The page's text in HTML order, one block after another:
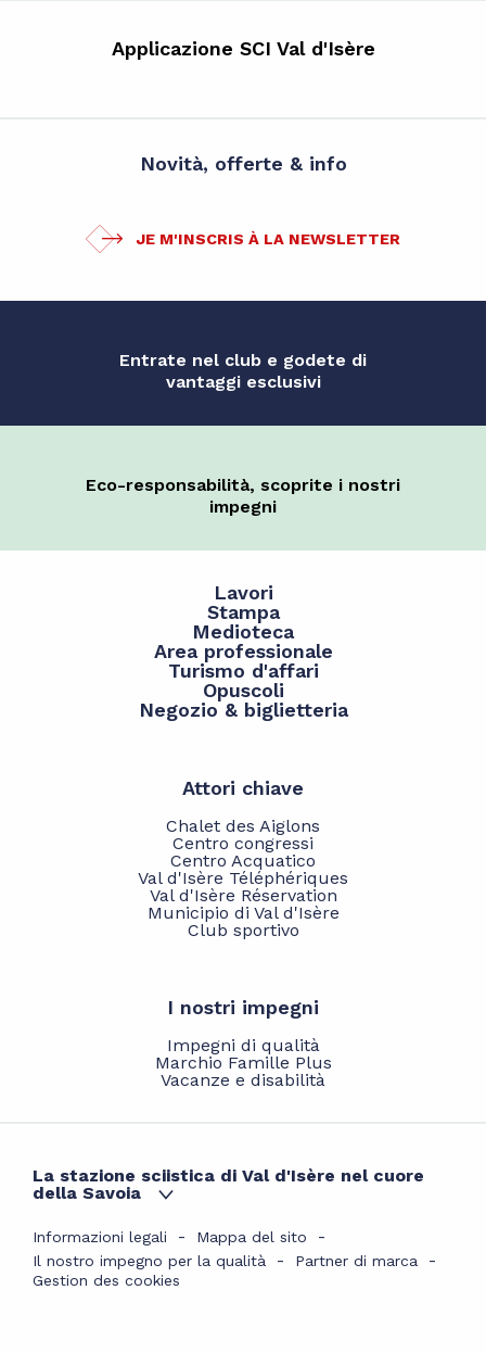
Applicazione SCI Val d'Isère
Novità, offerte & info
JE M'INSCRIS À LA NEWSLETTER
Entrate nel club e godete di
vantaggi esclusivi
Eco-responsabilità, scoprite i nostri
impegni
Lavori
Stampa
Medioteca
Area professionale
Turismo d'affari
Opuscoli
Negozio & biglietteria
Attori chiave
Chalet des Aiglons
Centro congressi
Centro Acquatico
Val d'Isère Téléphériques
Val d'Isère Réservation
Municipio di Val d'Isère
Club sportivo
I nostri impegni
Impegni di qualità
Marchio Famille Plus
Vacanze e disabilità
La stazione sciistica di Val d'Isère nel cuore
della Savoia
Informazioni legali
Mappa del sito
Il nostro impegno per la qualità
Partner di marca
Gestion des cookies